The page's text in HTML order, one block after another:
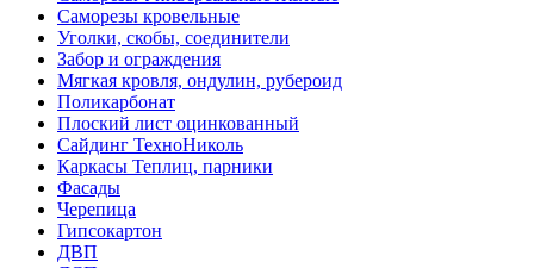
Саморезы кровельные
Уголки, скобы, соединители
Забор и ограждения
Мягкая кровля, ондулин, рубероид
Поликарбонат
Плоский лист оцинкованный
Сайдинг ТехноНиколь
Каркасы Теплиц, парники
Фасады
Черепица
Гипсокартон
ДВП